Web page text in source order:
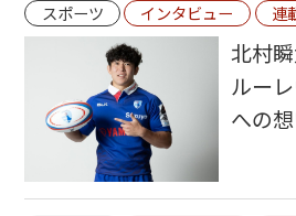
スポーツ インタビュー 連
北村
ルー
への